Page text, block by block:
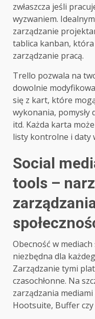
zwłaszcza jeśli
wyzwaniem.
zarządzanie
tablica kanban,
zarządzanie pracą.
Trello pozwala na
dowolnie
się z kart, które
wykonania,
itd. Każda karta
listy kontrolne i daty
Social
tools –
Obecność w
niezbędna dla
Zarządzanie tymi
czasochłonne. Na
zarządzania
Hootsuite, Buffer czy